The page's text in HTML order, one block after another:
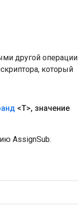
другой операции
который
<T>, значение
AssignSub.